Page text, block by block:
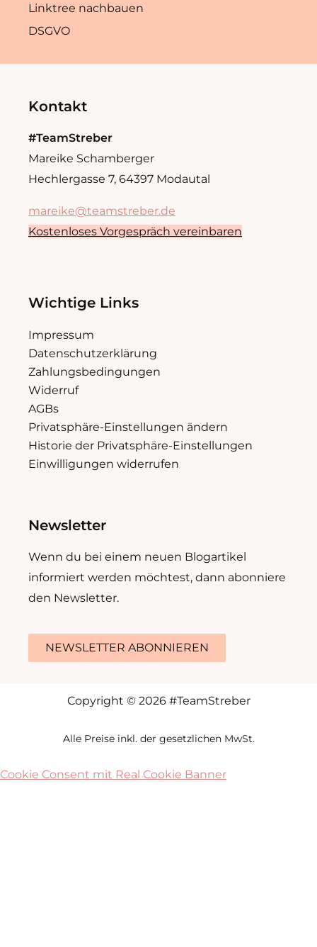
Linktree nachbauen
DSGVO
Kontakt
#TeamStreber
Mareike Schamberger
Hechlergasse 7, 64397 Modautal
mareike@teamstreber.de
Kostenloses Vorgespräch vereinbaren
Wichtige Links
Impressum
Datenschutzerklärung
Zahlungsbedingungen
Widerruf
AGBs
Privatsphäre-Einstellungen ändern
Historie der Privatsphäre-Einstellungen
Einwilligungen widerrufen
Newsletter
Wenn du bei einem neuen Blogartikel
informiert werden möchtest, dann abonniere
den Newsletter.
NEWSLETTER ABONNIEREN
Copyright © 2026 #TeamStreber
Alle Preise inkl. der gesetzlichen MwSt.
Cookie Consent mit Real Cookie Banner